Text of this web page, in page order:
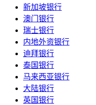
新加坡银行
澳门银行
瑞士银行
内地外资银行
迪拜银行
泰国银行
马来西亚银行
大陆银行
英国银行